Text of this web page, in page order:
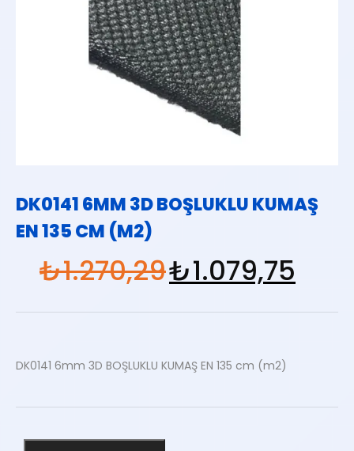
DK0141 6MM 3D BOŞLUKLU KUMAŞ
EN 135 CM (M2)
₺1.270,29₺1.079,75
DK0141 6mm 3D BOŞLUKLU KUMAŞ EN 135 cm (m2)